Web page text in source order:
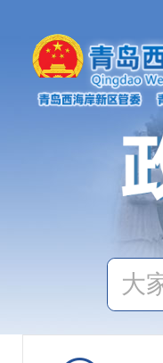
机
政
新
政